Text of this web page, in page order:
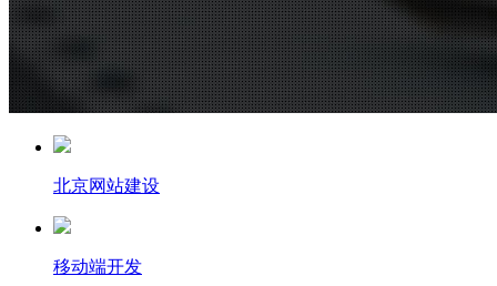
北京网站建设
移动端开发